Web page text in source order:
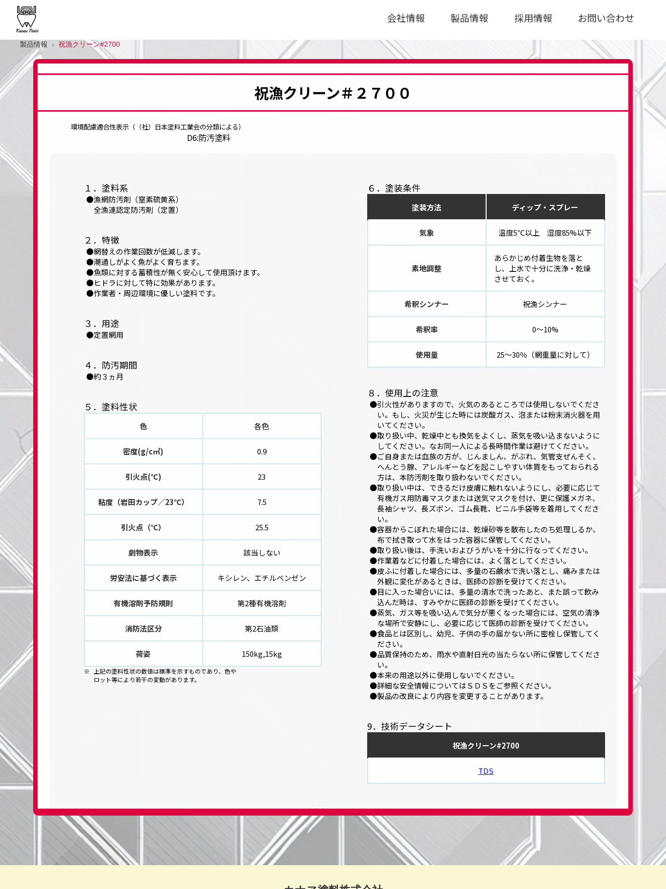
会社情報 製品情報 採用情報 お問い合わせ
製品情報 祝漁クリーン#2700
祝漁クリーン＃２７００
環境配慮適合性表示（（社）日本塗料工業会の分類による）
D6:防汚塗料
１．塗料系
漁網防汚剤（窒素硫黄系）
全漁連認定防汚剤（定置）
２．特徴
網替えの作業回数が低減します。
潮通しがよく魚がよく育ちます。
魚類に対する蓄積性が無く安心して使用頂けます。
ヒドラに対して特に効果があります。
作業者・周辺環境に優しい塗料です。
３．用途
定置網用
４．防汚期間
約３ヵ月
５．塗料性状
色 各色
密度(g/c㎥) 0.9
引火点(℃) 23
粘度（岩田カップ／23℃） 7.5
引火点（℃） 25.5
劇物表示 該当しない
労安法に基づく表示 キシレン、エチルベンゼン
有機溶剤予防規則 第2種有機溶剤
消防法区分 第2石油類
荷姿 150kg,15kg
上記の塗料性状の数値は標準を示すものであり、色や
ロット等により若干の変動があります。
６．塗装条件
塗装方法 ディップ・スプレー
気象 温度5℃以上 湿度85%以下
素地調整
あらかじめ付着生物を落と
し、上水で十分に洗浄・乾燥
させておく。
希釈シンナー 祝漁シンナー
希釈率 0～10%
使用量 25～30％（網重量に対して）
８．使用上の注意
引火性がありますので、火気のあるところでは使用しないでくださ
い。もし、火災が生じた時には炭酸ガス、泡または粉末消火器を用
いてください。
取り扱い中、乾燥中とも換気をよくし、蒸気を吸い込まないように
してください。なお同一人による長時間作業は避けてください。
ご自身または血族の方が、じんましん、がぶれ、気管支ぜんそく、
へんとう腺、アレルギーなどを起こしやすい体質をもっておられる
方は、本防汚剤を取り扱わないでください。
取り扱い中は、できるだけ皮膚に触れないようにし、必要に応じて
有機ガス用防毒マスクまたは送気マスクを付け、更に保護メガネ、
長袖シャツ、長ズボン、ゴム長靴、ビニル手袋等を着用してくださ
い。
容器からこぼれた場合には、乾燥砂等を散布したのち処理しるか、
布で拭き取って水をはった容器に保管してください。
取り扱い後は、手洗いおよびうがいを十分に行なってください。
作業着などに付着した場合には、よく落としてください。
皮ふに付着した場合には、多量の石鹸水で洗い落とし、痛みまたは
外観に変化があるときは、医師の診断を受けてください。
目に入った場合いには、多量の清水で洗ったあと、また誤って飲み
込んだ時は、すみやかに医師の診断を受けてください。
蒸気、ガス等を吸い込んで気分が悪くなった場合には、空気の清浄
な場所で安静にし、必要に応じて医師の診断を受けてください。
食品とは区別し、幼児、子供の手の届かない所に密栓し保管してく
ださい。
品質保持のため、雨水や直射日光の当たらない所に保管してくださ
い。
本来の用途以外に使用しないでください。
詳細な安全情報についてはＳＤＳをご参照ください。
製品の改良により内容を変更することがあります。
9．技術データシート
祝漁クリーン#2700
TDS